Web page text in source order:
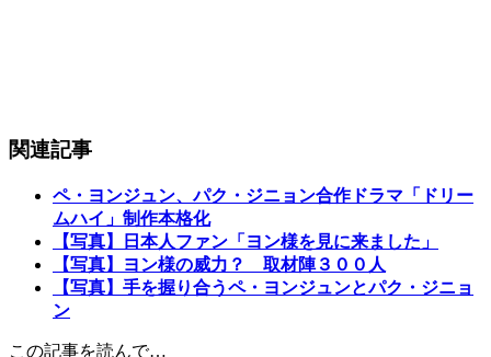
関連記事
ペ・ヨンジュン、パク・ジニョン合作ドラマ「ドリー
ムハイ」制作本格化
【写真】日本人ファン「ヨン様を見に来ました」
【写真】ヨン様の威力？ 取材陣３００人
【写真】手を握り合うペ・ヨンジュンとパク・ジニョ
ン
この記事を読んで…